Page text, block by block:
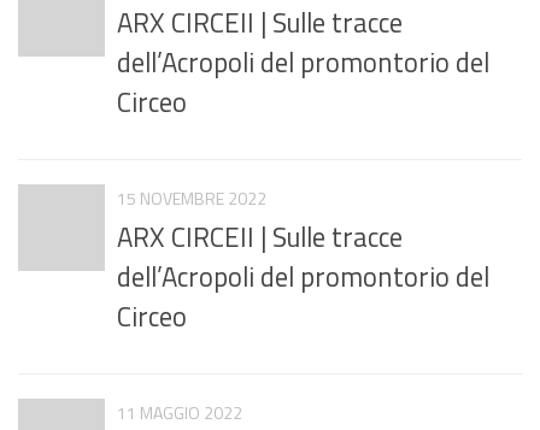
ARX CIRCEII | Sulle tracce
dell’Acropoli del promontorio del
Circeo
15 NOVEMBRE 2022
ARX CIRCEII | Sulle tracce
dell’Acropoli del promontorio del
Circeo
11 MAGGIO 2022